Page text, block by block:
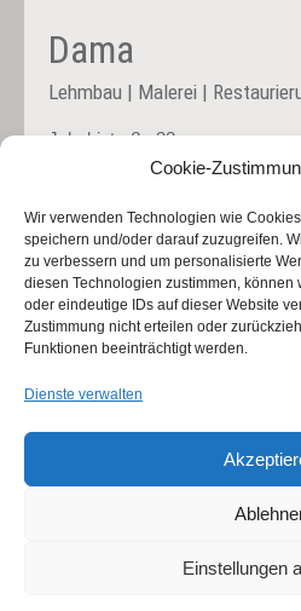
Cookie-
Wir verwenden Technologien wie
speichern und/oder darauf zuzugreifen.
zu verbessern und um personalisierte
diesen Technologien zustimmen, können
oder eindeutige IDs auf dieser Website
Zustimmung nicht erteilen oder
Funktionen beeinträchtigt werden.
Dienste verwalten
Einstellungen
Dama
Lehmbau | Malerei |
Jakobistraße 32
Mobil:0177/5514135
Büro:02922/8033364
kontakt@malerei-dama.de
Impressum
Datenschutz